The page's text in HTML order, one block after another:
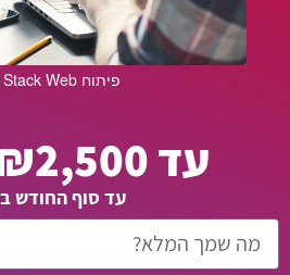
Full Stack Web פיתוח
עד ₪2,500 מלגה
עד סוף החודש